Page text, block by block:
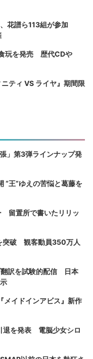
花譜ら113組が参加
玩を発売 歴代CDや
ティ VS ライヤ』期間限
」第3弾ラインナップ発
“王”ゆえの苦悩と葛藤を
留置所で書いたリリッ
突破 観客動員350万人
訳を試験的配信 日本
イドインアビス』新作
退を発表 電脳少女シロ